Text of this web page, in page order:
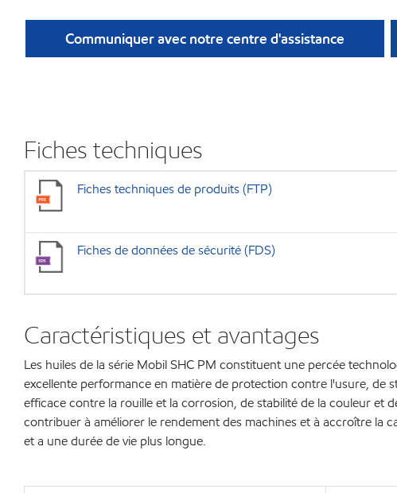
Communiquer avec notre centre d'assistance
Fiches techniques
Fiches techniques de produits (FTP)
Fiches de données de sécurité (FDS)
Caractéristiques et avantages
Les huiles de la série Mobil SHC PM constituent une percée
excellente performance en matière de protection contre l'usure, de
efficace contre la rouille et la corrosion, de stabilité de la couleur et
contribuer à améliorer le rendement des machines et à accroître la
et a une durée de vie plus longue.